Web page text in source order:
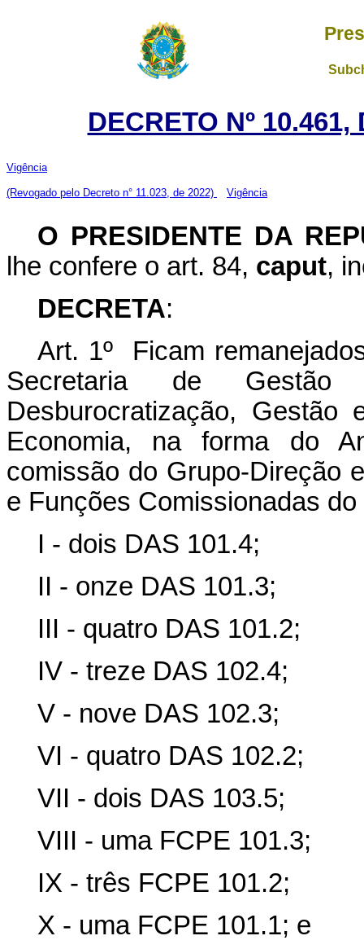
DECRETO Nº
Vigência
(Revogado pelo Decreto n° 11.023, de 2022) Vigência
O PRESIDENTE DA
lhe confere o art. 84, caput,
DECRETA:
Art. 1º Ficam
Secretaria de
Desburocratização,
Economia, na forma do
comissão do Grupo-Direção
e Funções Comissionadas
I - dois DAS 101.4;
II - onze DAS 101.3;
III - quatro DAS 101.2;
IV - treze DAS 102.4;
V - nove DAS 102.3;
VI - quatro DAS 102.2;
VII - dois DAS 103.5;
VIII - uma FCPE 101.3;
IX - três FCPE 101.2;
X - uma FCPE 101.1; e